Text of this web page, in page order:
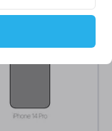
-14 %